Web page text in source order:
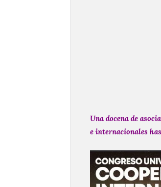
Una docena de
e internacionales